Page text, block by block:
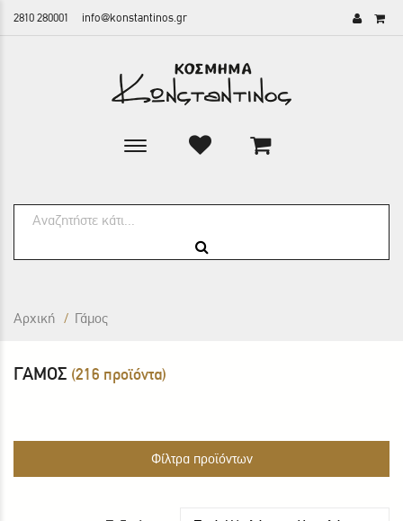
2810 280001 info@konstantinos.gr
Toggle
Αρχική / Γάμος
ΓΆΜΟΣ (216 προϊόντα)
Φίλτρα προϊόντων